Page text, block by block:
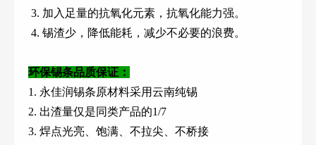
3. 加入足量的抗氧化元素，抗氧化能力强。
4. 锡渣少，降低能耗，减少不必要的浪费。
环保锡条品质保证：
1. 永佳润锡条原材料采用云南纯锡
2. 出渣量仅是同类产品的1/7
3. 焊点光亮、饱满、不拉尖、不桥接